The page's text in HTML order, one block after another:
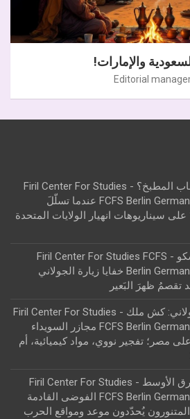
والإمارات!
Editorial
عندما تسلّلَ الجولاني من باب المطبخ؟ - Firil Center For Studies
FCFS Berlin Germany Dr. Jameel M. Shaheen عندما تسلّلَ
على سيناريوهات انهيار الولايات المتحدة
خفايا زيارة الجولاني لموسكو - Firil Center For Studies FCFS
Berlin Germany Dr. Jameel M. Shaheen خفايا زيارة الجولاني
تقصمُ ظهرَ البَعير
مجازر السويداء 2025 للجولاني: كش ملك - Firil Center For Studies
FCFS Berlin Germany Dr. Jameel M. Shaheen مجازر السويداء
على مصر؛ تفجير نووي، مواد كيميائية، أم
الفوضى القادمة على الشرق الأوسط - Firil Center For Studies
FCFS Berlin Germany Dr. Jameel M. Shaheen الفوضى القادمة
المتنورون يُحدّدون موعد ومواقع الحرب